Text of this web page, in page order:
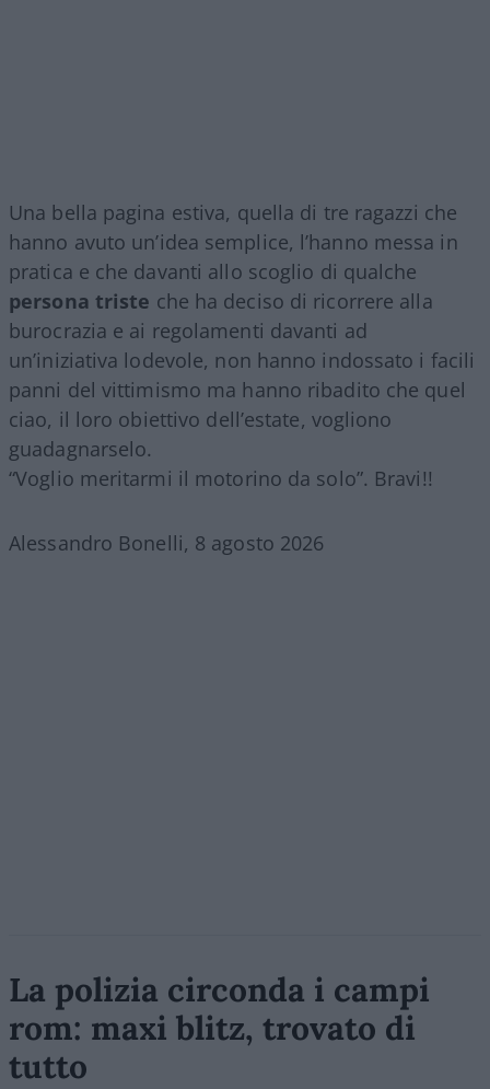
Una bella pagina estiva, quella di tre ragazzi che
hanno avuto un’idea semplice, l’hanno messa in
pratica e che davanti allo scoglio di qualche
persona triste che ha deciso di ricorrere alla
burocrazia e ai regolamenti davanti ad
un’iniziativa lodevole, non hanno indossato i facili
panni del vittimismo ma hanno ribadito che quel
ciao, il loro obiettivo dell’estate, vogliono
guadagnarselo.
“Voglio meritarmi il motorino da solo”. Bravi!!
Alessandro Bonelli, 8 agosto 2026
La polizia circonda i campi
rom: maxi blitz, trovato di
tutto